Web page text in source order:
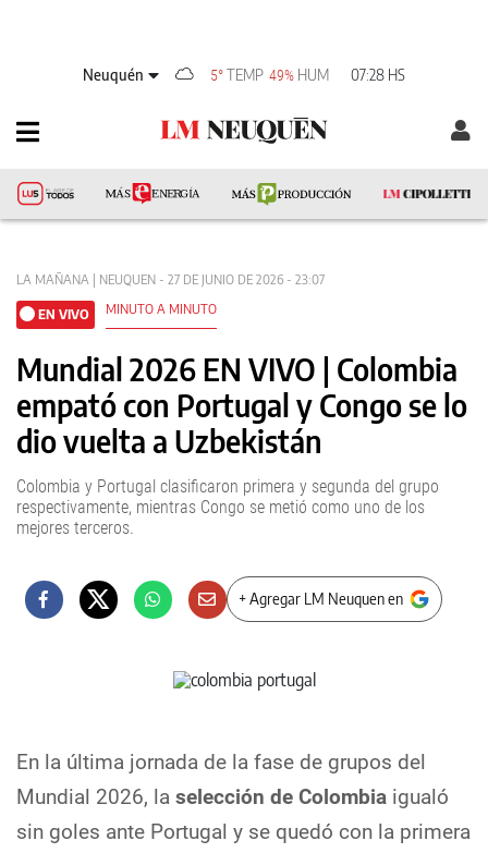
Neuquén 5° TEMP 49% HUM 07:28 HS
LA MAÑANA | NEUQUEN - 27 DE JUNIO DE 2026 - 23:07
EN VIVO MINUTO A MINUTO
Mundial 2026 EN VIVO | Colombia
empató con Portugal y Congo se lo
dio vuelta a Uzbekistán
Colombia y Portugal clasificaron primera y segunda del grupo
respectivamente, mientras Congo se metió como uno de los
mejores terceros.
+ Agregar LM Neuquen en
En la última jornada de la fase de grupos del
Mundial 2026, la selección de Colombia igualó
sin goles ante Portugal y se quedó con la primera